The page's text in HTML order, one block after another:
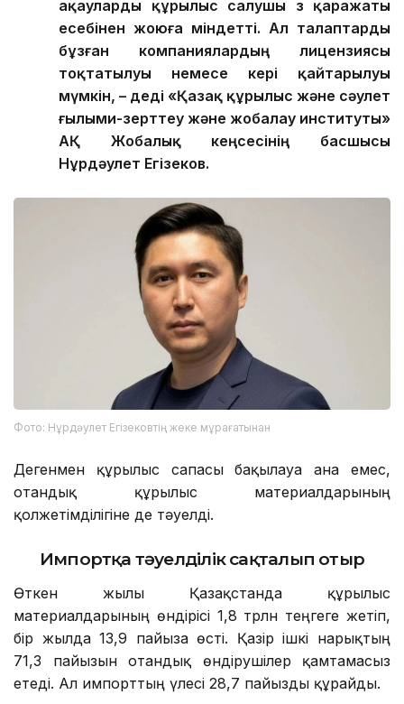
ақауларды құрылыс салушы өз қаражаты
есебінен жоюға міндетті. Ал талаптарды
бұзған компаниялардың лицензиясы
тоқтатылуы немесе кері қайтарылуы
мүмкін, – деді «Қазақ құрылыс және сәулет
ғылыми-зерттеу және жобалау институты»
АҚ Жобалық кеңсесінің басшысы
Нұрдәулет Егізеков.
Фото: Нұрдәулет Егізековтің жеке мұрағатынан
Дегенмен құрылыс сапасы бақылауға ғана емес,
отандық құрылыс материалдарының
қолжетімділігіне де тәуелді.
Импортқа тәуелділік сақталып отыр
Өткен жылы Қазақстанда құрылыс
материалдарының өндірісі 1,8 трлн теңгеге жетіп,
бір жылда 13,9 пайызға өсті. Қазір ішкі нарықтың
71,3 пайызын отандық өндірушілер қамтамасыз
етеді. Ал импорттың үлесі 28,7 пайызды құрайды.